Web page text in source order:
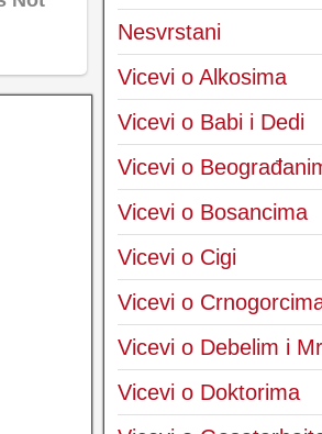
Nesvrstani
Vicevi o Alkosima
Vicevi o Babi i Dedi
Vicevi o
Vicevi o Bosancima
Vicevi o Cigi
Vicevi o
Vicevi o Debelim i
Vicevi o Doktorima